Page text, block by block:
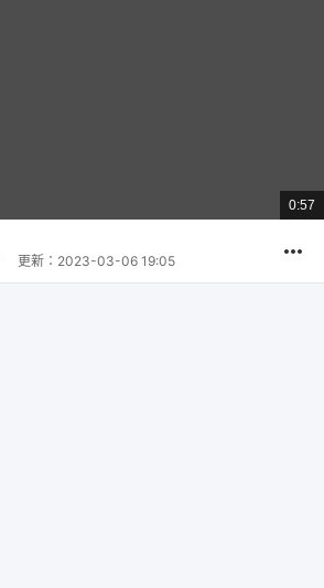
總
共
0:57
更新： 2023-03-06 19:05